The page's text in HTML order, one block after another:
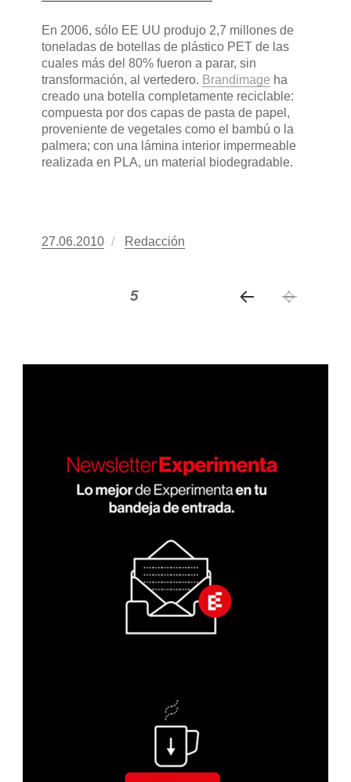
En 2006, sólo EE UU produjo 2,7 millones de
toneladas de botellas de plástico PET de las
cuales más del 80% fueron a parar, sin
transformación, al vertedero. Brandimage ha
creado una botella completamente reciclable:
compuesta por dos capas de pasta de papel,
proveniente de vegetales como el bambú o la
palmera; con una lámina interior impermeable
realizada en PLA, un material biodegradable.
Publicado
27.06.2010 https://www.experimenta.es/author/
Redacción
Paginación
ERIO
PÁGINA5